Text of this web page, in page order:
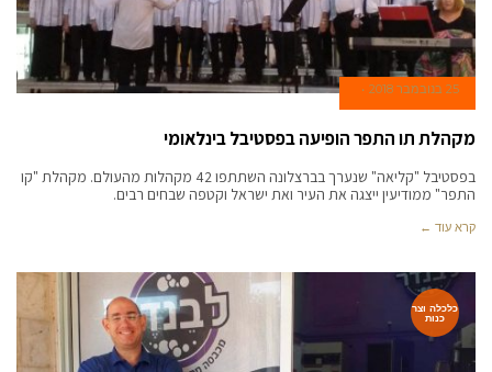
25 בנובמבר 2018
מקהלת תו התפר הופיעה בפסטיבל בינלאומי
בפסטיבל "קליאה" שנערך בברצלונה השתתפו 42 מקהלות מהעולם. מקהלת "קו
התפר" ממודיעין ייצגה את העיר ואת ישראל וקטפה שבחים רבים.
קרא עוד ←
כלכלה וצר
כנות